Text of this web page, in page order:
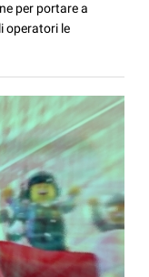
per portare a
operatori le